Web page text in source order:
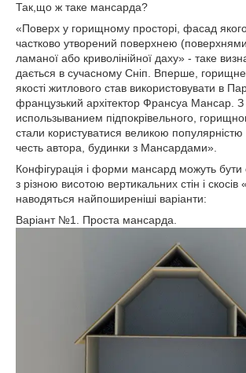
Так,що ж таке мансарда?
«Поверх у горищному просторі, фасад
частково утворений поверхнею
ламаної або криволінійної даху» - таке
дається в сучасному Сніп. Вперше,
якості житлового став використовувати в
французький архітектор Франсуа Мансар. З
использыванием підпокрівельного,
стали користуватися великою популярністю
честь автора, будинки з Мансардами».
Конфігурація і форми мансард можуть бути
з різною висотою вертикальних стін і
наводяться найпоширеніші варіанти:
Варіант №1. Проста мансарда.